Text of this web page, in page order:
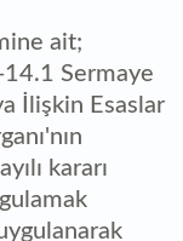
ait;
14.1 Sermaye
İlişkin Esaslar
kararı